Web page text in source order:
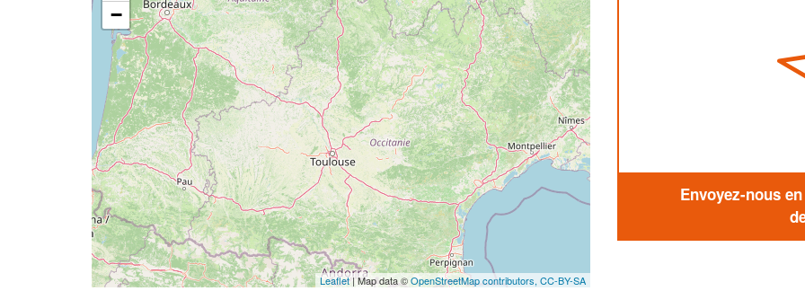
−
Leaflet| Map data ©OpenStreetMap contributors, CC-BY-SA
Envoyez-nous